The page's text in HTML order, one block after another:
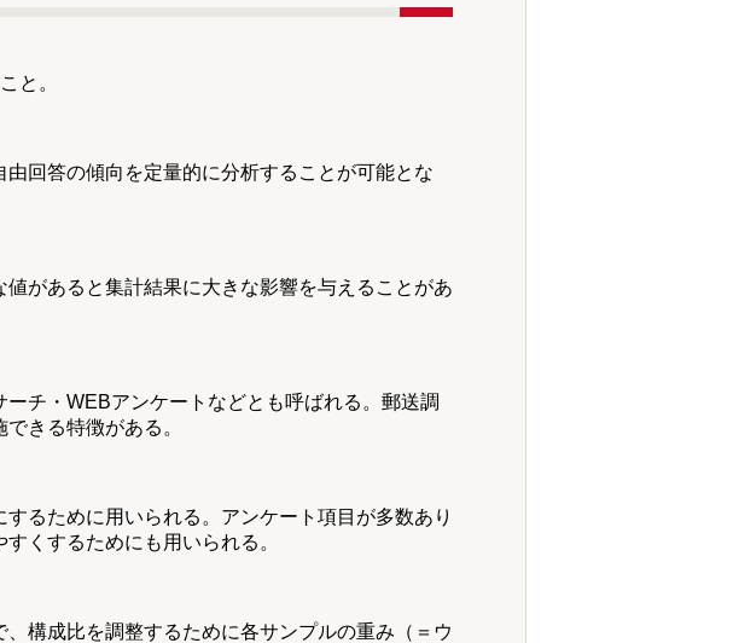
と。
回答の傾向を定量的に分析することが可能とな
があると集計結果に大きな影響を与えることがあ
チ・WEBアンケートなどとも呼ばれる。郵送調
きる特徴がある。
るために用いられる。アンケート項目が多数あり
くするためにも用いられる。
構成比を調整するために各サンプルの重み（＝ウ